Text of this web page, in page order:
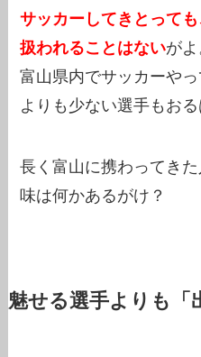
サッカーしてきとって
扱われることはないが
富山県内でサッカーや
よりも少ない選手もおる
長く富山に携わってき
味は何かあるがけ？
魅せる選手よりも「